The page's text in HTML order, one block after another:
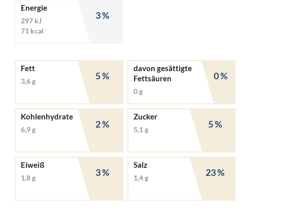
Energie
297 kJ
71 kcal
3 %
Fett
3,6 g 5 %
davon gesättigte
Fettsäuren
0 g
0 %
Kohlenhydrate
6,9 g 2 %
Zucker
5,1 g 5 %
Eiweiß
1,8 g 3 %
Salz
1,4 g 23 %